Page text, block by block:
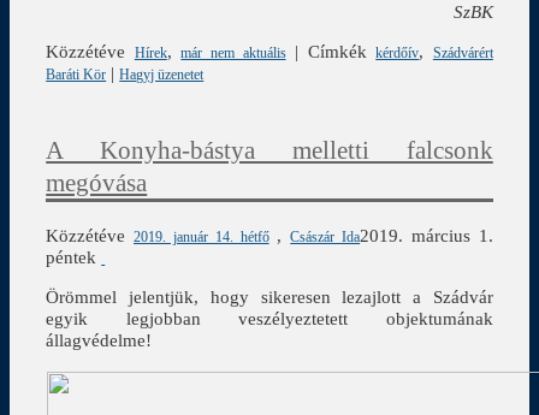
SzBK
Közzétéve
Hírek,már nem aktuális| Címkék kérdőív,
Szádvárért
Baráti Kör |Hagyj üzenetet
A Konyha-bástya melletti falcsonk
megóvása
Közzétéve2019. január 14. hétfő ,Császár Ida2019. március 1.
péntek
Örömmel jelentjük, hogy sikeresen lezajlott a Szádvár
egyik legjobban veszélyeztetett objektumának
állagvédelme!